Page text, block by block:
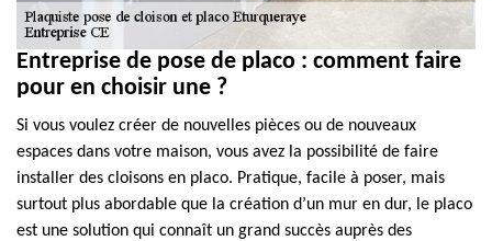
Entreprise de pose de placo : comment faire
pour en choisir une ?
Si vous voulez créer de nouvelles pièces ou de nouveaux
espaces dans votre maison, vous avez la possibilité de faire
installer des cloisons en placo. Pratique, facile à poser, mais
surtout plus abordable que la création d’un mur en dur, le placo
est une solution qui connaît un grand succès auprès des